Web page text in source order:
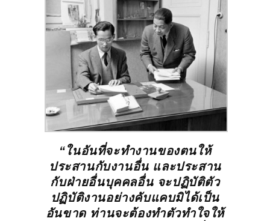
“ในอันที่จะทำงานของตนให้
ประสานกับงานอื่น และประสาน
กับฝ่ายอื่นบุคคลอื่น จะปฏิบัติตัว
ปฏิบัติงานอย่างคับแคบมิได้เป็น
อันขาด ท่านจะต้องทำตัวทำใจให้